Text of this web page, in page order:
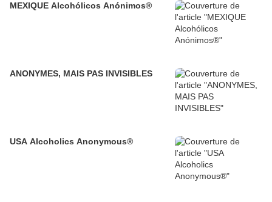
MEXIQUE Alcohólicos Anónimos®
ANONYMES, MAIS PAS INVISIBLES
USA Alcoholics Anonymous®